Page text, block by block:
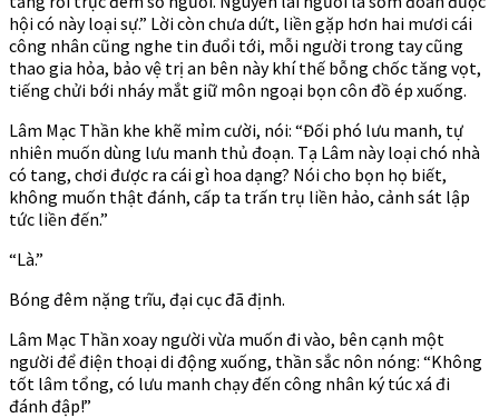
hội có này loại sự.” Lời còn chưa dứt, liền gặp hơn hai mươi cái
công nhân cũng nghe tin đuổi tới, mỗi người trong tay cũng
thao gia hỏa, bảo vệ trị an bên này khí thế bỗng chốc tăng vọt,
tiếng chửi bới nháy mắt giữ môn ngoại bọn côn đồ ép xuống.
Lâm Mạc Thần khe khẽ mỉm cười, nói: “Đối phó lưu manh, tự
nhiên muốn dùng lưu manh thủ đoạn. Tạ Lâm này loại chó nhà
có tang, chơi được ra cái gì hoa dạng? Nói cho bọn họ biết,
không muốn thật đánh, cấp ta trấn trụ liền hảo, cảnh sát lập
tức liền đến.”
“Là.”
Bóng đêm nặng trĩu, đại cục đã định.
Lâm Mạc Thần xoay người vừa muốn đi vào, bên cạnh một
người để điện thoại di động xuống, thần sắc nôn nóng: “Không
tốt lâm tổng, có lưu manh chạy đến công nhân ký túc xá đi
đánh đập!”